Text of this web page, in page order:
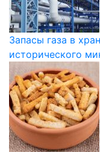
Запасы газа в
исторического